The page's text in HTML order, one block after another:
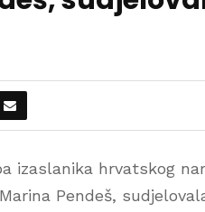
izaslanika hrvatskog
Pendeš,